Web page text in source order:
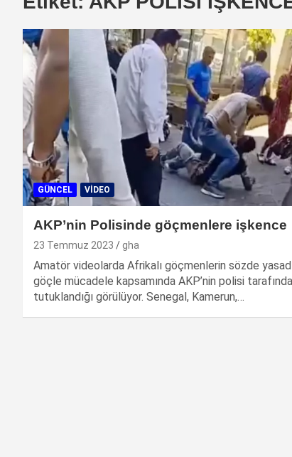
GÜNCEL VIDEO
AKP’nin Polisinde göçmenlere işkence
23 Temmuz 2023 gha
Amatör videolarda Afrikalı göçmenlerin sözde
göçle mücadele kapsamında AKP’nin polisi
tutuklandığı görülüyor. Senegal, Kamerun,…